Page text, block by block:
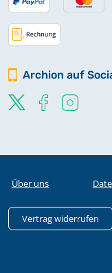
Archion auf
Über uns
Vertrag widerrufen